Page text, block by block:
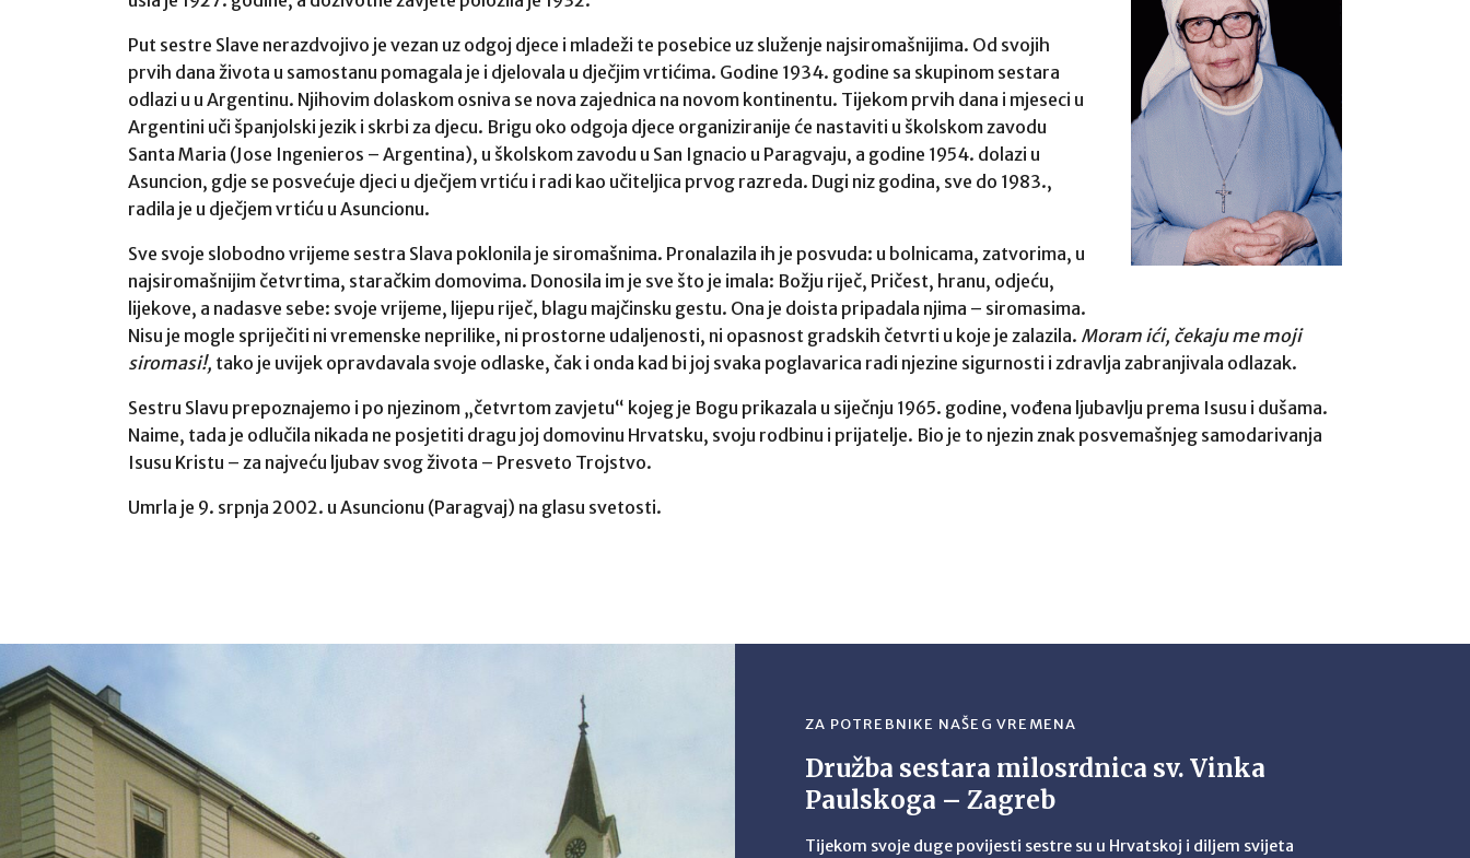
Put sestre Slave nerazdvojivo je vezan uz odgoj djece i mladeži te posebice uz služenje najsiromašnijima. Od svojih
prvih dana života u samostanu pomagala je i djelovala u dječjim vrtićima. Godine 1934. godine sa skupinom sestara
odlazi u u Argentinu. Njihovim dolaskom osniva se nova zajednica na novom kontinentu. Tijekom prvih dana i mjeseci u
Argentini uči španjolski jezik i skrbi za djecu. Brigu oko odgoja djece organiziranije će nastaviti u školskom zavodu
Santa Maria (Jose Ingenieros – Argentina), u školskom zavodu u San Ignacio u Paragvaju, a godine 1954. dolazi u
Asuncion, gdje se posvećuje djeci u dječjem vrtiću i radi kao učiteljica prvog razreda. Dugi niz godina, sve do 1983.,
radila je u dječjem vrtiću u Asuncionu.
Sve svoje slobodno vrijeme sestra Slava poklonila je siromašnima. Pronalazila ih je posvuda: u bolnicama, zatvorima, u
najsiromašnijim četvrtima, staračkim domovima. Donosila im je sve što je imala: Božju riječ, Pričest, hranu, odjeću,
lijekove, a nadasve sebe: svoje vrijeme, lijepu riječ, blagu majčinsku gestu. Ona je doista pripadala njima – siromasima.
Nisu je mogle spriječiti ni vremenske neprilike, ni prostorne udaljenosti, ni opasnost gradskih četvrti u koje je zalazila. Moram ići, čekaju me moji
siromasi!, tako je uvijek opravdavala svoje odlaske, čak i onda kad bi joj svaka poglavarica radi njezine sigurnosti i zdravlja zabranjivala odlazak.
Sestru Slavu prepoznajemo i po njezinom „četvrtom zavjetu“ kojeg je Bogu prikazala u siječnju 1965. godine, vođena ljubavlju prema Isusu i dušama.
Naime, tada je odlučila nikada ne posjetiti dragu joj domovinu Hrvatsku, svoju rodbinu i prijatelje. Bio je to njezin znak posvemašnjeg samodarivanja
Isusu Kristu – za najveću ljubav svog života – Presveto Trojstvo.
Umrla je 9. srpnja 2002. u Asuncionu (Paragvaj) na glasu svetosti.
ZA POTREBNIKE NAŠEG VREMENA
Družba sestara milosrdnica sv. Vinka
Paulskoga – Zagreb
Tijekom svoje duge povijesti sestre su u Hrvatskoj i diljem svijeta